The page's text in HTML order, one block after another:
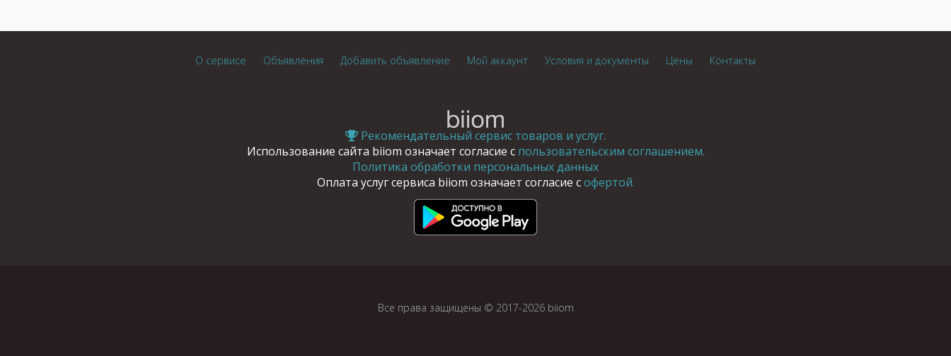
О сервисе Объявления Добавить объявление Мой аккаунт Условия и документы Цены Контакты
Рекомендательный сервис товаров и услуг.
Использование сайта biiom означает согласие с пользовательским соглашением.
Политика обработки персональных данных
Оплата услуг сервиса biiom означает согласие софертой.
Все права защищены © 2017-2026 biiom